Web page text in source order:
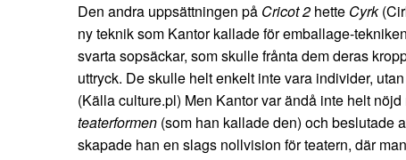
Den andra uppsättningen på Cricot 2 hette Cyrk
ny teknik som Kantor kallade för emballage-
svarta sopsäckar, som skulle frånta dem deras
uttryck. De skulle helt enkelt inte vara individer,
(Källa culture.pl) Men Kantor var ändå inte helt nöjd
teaterformen (som han kallade den) och beslutade
skapade han en slags nollvision för teatern, där